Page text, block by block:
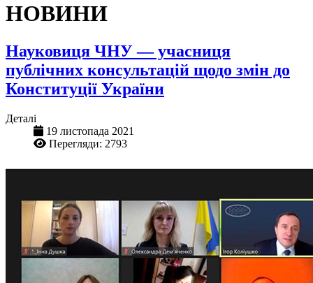
НОВИНИ
Науковиця ЧНУ — учасниця
публічних консультацій щодо змін до
Конституції України
Деталі
19 листопада 2021
Перегляди: 2793